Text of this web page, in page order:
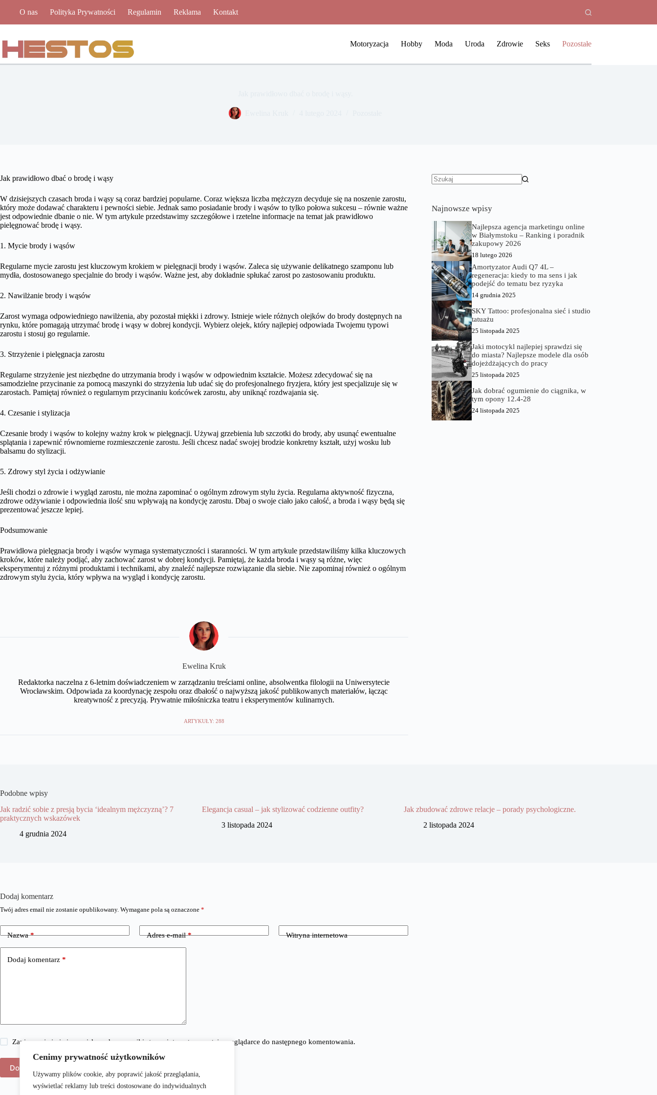
Cenimy prywatność użytkowników
Używamy plików cookie, aby poprawić jakość przeglądania,
wyświetlać reklamy lub treści dostosowane do indywidualnych
O nas Polityka Prywatności Regulamin Reklama Kontakt
Motoryzacja Hobby Moda Uroda Zdrowie Seks Pozostałe
Jak prawidłowo dbać o brodę i wąsy
W dzisiejszych czasach broda i wąsy są coraz bardziej popularne. Coraz większa liczba mężczyzn decyduje się na noszenie zarostu,
który może dodawać charakteru i pewności siebie. Jednak samo posiadanie brody i wąsów to tylko połowa sukcesu – równie ważne
jest odpowiednie dbanie o nie. W tym artykule przedstawimy szczegółowe i rzetelne informacje na temat jak prawidłowo
pielęgnować brodę i wąsy.
1. Mycie brody i wąsów
Regularne mycie zarostu jest kluczowym krokiem w pielęgnacji brody i wąsów. Zaleca się używanie delikatnego szamponu lub
mydła, dostosowanego specjalnie do brody i wąsów. Ważne jest, aby dokładnie spłukać zarost po zastosowaniu produktu.
2. Nawilżanie brody i wąsów
Zarost wymaga odpowiedniego nawilżenia, aby pozostał miękki i zdrowy. Istnieje wiele różnych olejków do brody dostępnych na
rynku, które pomagają utrzymać brodę i wąsy w dobrej kondycji. Wybierz olejek, który najlepiej odpowiada Twojemu typowi
zarostu i stosuj go regularnie.
3. Strzyżenie i pielęgnacja zarostu
Regularne strzyżenie jest niezbędne do utrzymania brody i wąsów w odpowiednim kształcie. Możesz zdecydować się na
samodzielne przycinanie za pomocą maszynki do strzyżenia lub udać się do profesjonalnego fryzjera, który jest specjalizuje się w
zarostach. Pamiętaj również o regularnym przycinaniu końcówek zarostu, aby uniknąć rozdwajania się.
4. Czesanie i stylizacja
Czesanie brody i wąsów to kolejny ważny krok w pielęgnacji. Używaj grzebienia lub szczotki do brody, aby usunąć ewentualne
splątania i zapewnić równomierne rozmieszczenie zarostu. Jeśli chcesz nadać swojej brodzie konkretny kształt, użyj wosku lub
balsamu do stylizacji.
5. Zdrowy styl życia i odżywianie
Jeśli chodzi o zdrowie i wygląd zarostu, nie można zapominać o ogólnym zdrowym stylu życia. Regularna aktywność fizyczna,
zdrowe odżywianie i odpowiednia ilość snu wpływają na kondycję zarostu. Dbaj o swoje ciało jako całość, a broda i wąsy będą się
prezentować jeszcze lepiej.
Podsumowanie
Prawidłowa pielęgnacja brody i wąsów wymaga systematyczności i staranności. W tym artykule przedstawiliśmy kilka kluczowych
kroków, które należy podjąć, aby zachować zarost w dobrej kondycji. Pamiętaj, że każda broda i wąsy są różne, więc
eksperymentuj z różnymi produktami i technikami, aby znaleźć najlepsze rozwiązanie dla siebie. Nie zapominaj również o ogólnym
zdrowym stylu życia, który wpływa na wygląd i kondycję zarostu.
Ewelina Kruk
Redaktorka naczelna z 6-letnim doświadczeniem w zarządzaniu treściami online, absolwentka filologii na Uniwersytecie
Wrocławskim. Odpowiada za koordynację zespołu oraz dbałość o najwyższą jakość publikowanych materiałów, łącząc
kreatywność z precyzją. Prywatnie miłośniczka teatru i eksperymentów kulinarnych.
ARTYKUŁY: 288
Najnowsze wpisy
Najlepsza agencja marketingu online
w Białymstoku – Ranking i poradnik
zakupowy 2026
18 lutego 2026
Amortyzator Audi Q7 4L –
regeneracja: kiedy to ma sens i jak
podejść do tematu bez ryzyka
14 grudnia 2025
SKY Tattoo: profesjonalna sieć i studio
tatuażu
25 listopada 2025
Jaki motocykl najlepiej sprawdzi się
do miasta? Najlepsze modele dla osób
dojeżdżających do pracy
25 listopada 2025
Jak dobrać ogumienie do ciągnika, w
tym opony 12.4-28
24 listopada 2025
Podobne wpisy
Jak radzić sobie z presją bycia ‘idealnym mężczyzną’? 7
praktycznych wskazówek
4 grudnia 2024
Elegancja casual – jak stylizować codzienne outfity?
3 listopada 2024
Jak zbudować zdrowe relacje – porady psychologiczne.
2 listopada 2024
Dodaj komentarz
Twój adres email nie zostanie opublikowany. Wymagane pola są oznaczone *
Nazwa* Adres e-mail* Witryna internetowa
Dodaj komentarz *
Zapisz moje imię i nazwisko, adres e-mail i stronę internetową w tej przeglądarce do następnego komentowania.
Dodaj komentarz